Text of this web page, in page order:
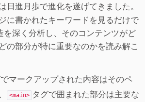
日進月歩で進化を遂げてきました。
に書かれたキーワードを見るだけで
を深く分析し、そのコンテンツがど
の部分が特に重要なのかを読み解こ
マークアップされた内容はそのペ
<main> タグで囲まれた部分は主要な